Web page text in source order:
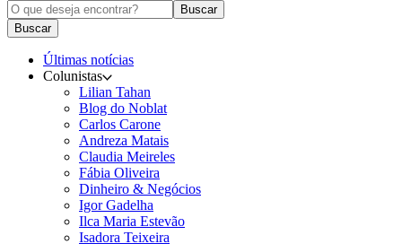
Buscar
Buscar
Últimas notícias
Colunistas
Lilian Tahan
Blog do Noblat
Carlos Carone
Andreza Matais
Claudia Meireles
Fábia Oliveira
Dinheiro & Negócios
Igor Gadelha
Ilca Maria Estevão
Isadora Teixeira